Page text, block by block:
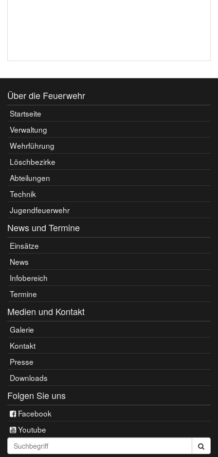
Über die Feuerwehr
Startseite
Verwaltung
Wehrführung
Löschbezirke
Abteilungen
Technik
Jugendfeuerwehr
News und Termine
Einsätze
News
Infobereich
Termine
Medien und Kontakt
Galerie
Kontakt
Presse
Downloads
Folgen Sie uns
Facebook
Youtube
Seite
durchsuchen: